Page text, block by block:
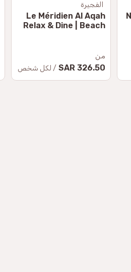
الفجيرة
Le Méridien Al Aqah
Relax & Dine | Beach
من
326.50 SAR / لكل شخص